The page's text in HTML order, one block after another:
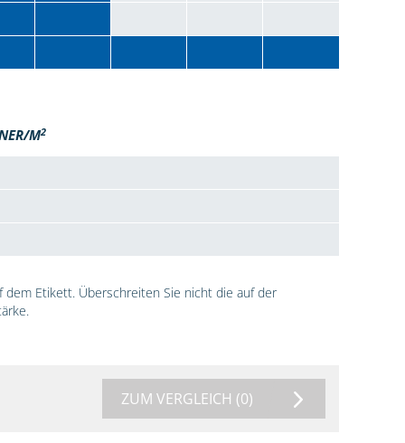
M2
Etikett. Überschreiten Sie nicht die auf der
ZUM VERGLEICH (0)